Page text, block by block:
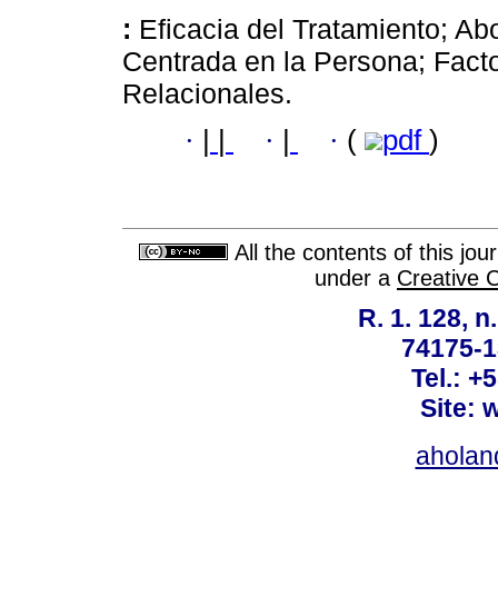
: Eficacia del Tratamiento;
Centrada en la Persona;
Relacionales.
· · · ( pdf )
All the contents of this
under a Creative
R. 1. 128,
74175-
Tel.:
Site: